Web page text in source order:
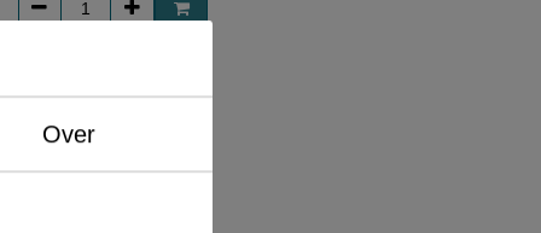
status :Over